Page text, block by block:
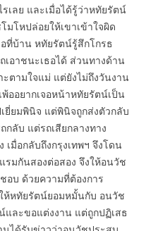
เลย และเมื่อได้รู้ว่าหทัยรัตน์
มโหปล่อยให้เขาเข้าใจผิด
ที่บ้าน หทัยรัตน์รู้สึกโกรธ
อาชนะเธอได้ ส่วนทางด้าน
ตามใจแม่ แต่ยังไม่ถึงวันงาน
ออยากเจอหน้าหทัยรัตน์เป็น
ยี่ยมพินิจ แต่พินิจถูกส่งตัวกลับ
กลับ แต่รถเสียกลางทาง
มื่อกลับถึงกรุงเทพฯ จึงโดน
มกันสองต่อสอง จึงให้อนวัช
อบ ด้วยความที่ต้องการ
ห้หทัยรัตน์ยอมหมั้นกับ อนวัช
ละขอแต่งงาน แต่ถูกปฏิเสธ